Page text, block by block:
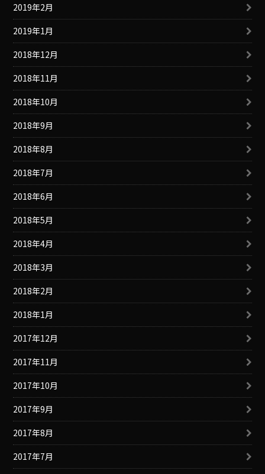
2019年2月
2019年1月
2018年12月
2018年11月
2018年10月
2018年9月
2018年8月
2018年7月
2018年6月
2018年5月
2018年4月
2018年3月
2018年2月
2018年1月
2017年12月
2017年11月
2017年10月
2017年9月
2017年8月
2017年7月